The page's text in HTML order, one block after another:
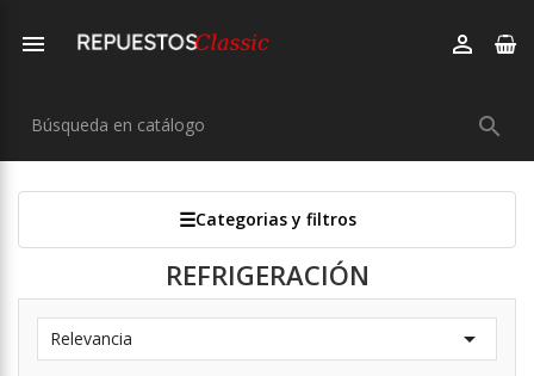
 

Categorias y filtros
REFRIGERACIÓN
Relevancia 